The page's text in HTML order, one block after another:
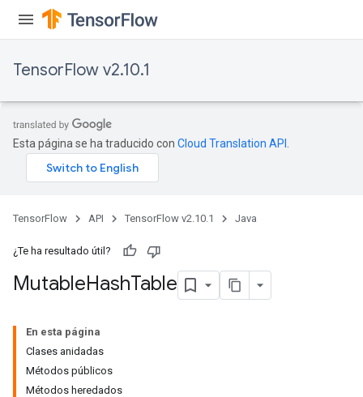
TensorFlow v2.10.1
Esta página se ha traducido con Cloud Translation API
TensorFlow API TensorFlow v2.10.1 Java
¿Te ha resultado útil?
MutableHashTable
En esta página
Clases anidadas
Métodos públicos
Métodos heredados